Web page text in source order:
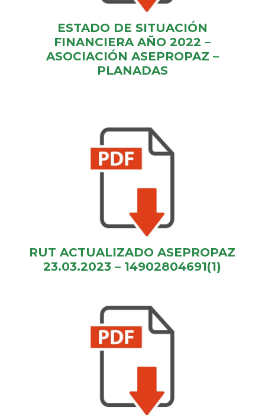
ESTADO DE SITUACIÓN
FINANCIERA AÑO 2022 –
ASOCIACIÓN ASEPROPAZ –
PLANADAS
RUT ACTUALIZADO ASEPROPAZ
23.03.2023 – 14902804691(1)